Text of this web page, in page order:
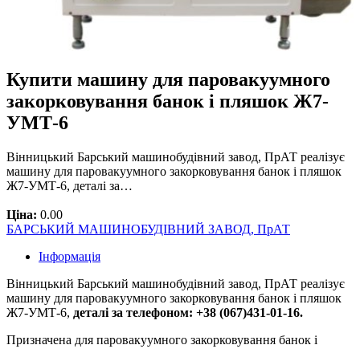
Купити машину для паровакуумного
закорковування банок і пляшок Ж7-
УМТ-6
Вінницький Барський машинобудівний завод, ПрАТ реалізує
машину для паровакуумного закорковування банок і пляшок
Ж7-УМТ-6, деталі за…
Ціна: 0.00
БАРСЬКИЙ МАШИНОБУДІВНИЙ ЗАВОД, ПрАТ
Інформація
Вінницький Барський машинобудівний завод, ПрАТ реалізує
машину для паровакуумного закорковування банок і пляшок
Ж7-УМТ-6, деталі за телефоном: +38 (067)431-01-16.
Призначена для паровакуумного закорковування банок і